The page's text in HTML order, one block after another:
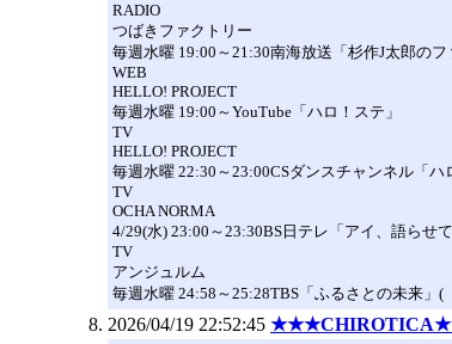
RADIO
つばきファクトリー
毎週水曜 19:00～21:30南海放送「杉作J太郎の
WEB
HELLO! PROJECT
毎週水曜 19:00～YouTube「ハロ！ステ」
TV
HELLO! PROJECT
毎週水曜 22:30～23:00CSダンスチャンネル「ハ
TV
OCHA NORMA
4/29(水) 23:00～23:30BS日テレ「アイ、語らせ
TV
アンジュルム
毎週水曜 24:58～25:28TBS「ふるさとの未来」(
2026/04/19 22:52:45